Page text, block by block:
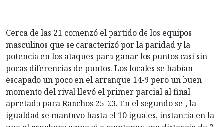
Cerca de las 21 comenzó el partido de los equipos
masculinos que se caracterizó por la paridad y la
potencia en los ataques para ganar los puntos casi sin
pocas diferencias de puntos. Los locales se habían
escapado un poco en el arranque 14-9 pero un buen
momento del rival llevó el primer parcial al final
apretado para Ranchos 25-23. En el segundo set, la
igualdad se mantuvo hasta el 10 iguales, instancia en la